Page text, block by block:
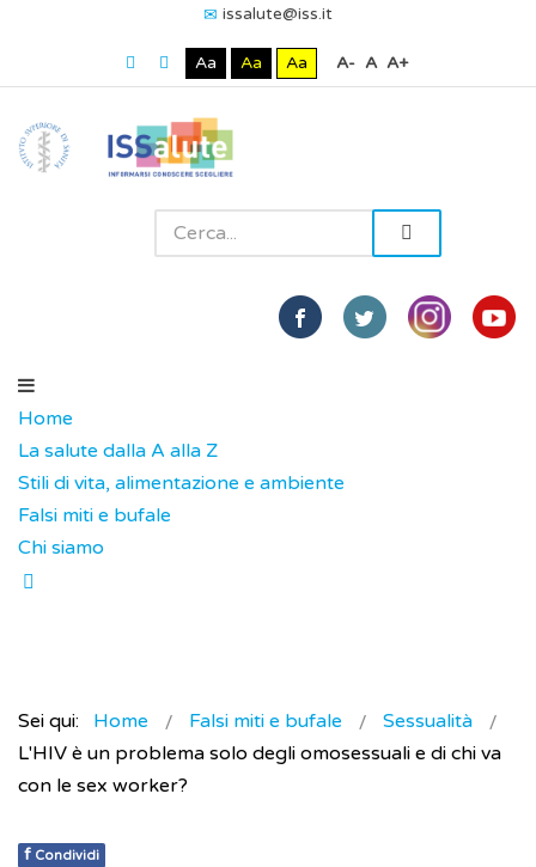
issalute@iss.it
Aa Aa Aa A- A A+
Home
La salute dalla A alla Z
Stili di vita, alimentazione e ambiente
Falsi miti e bufale
Chi siamo
Sei qui: Home Falsi miti e bufale
Sessualità
L'HIV è un problema solo degli omosessuali e di chi va
con le sex worker?
f Condividi